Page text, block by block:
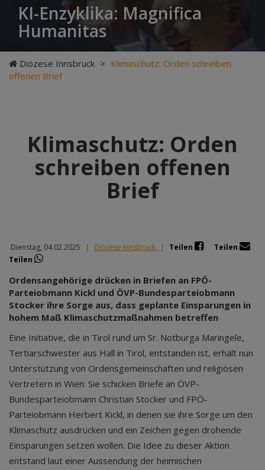
KI-Enzyklika: Magnifica
Humanitas
Diözese Innsbruck > Klimaschutz: Orden schreiben
offenen Brief
Klimaschutz: Orden
schreiben offenen
Brief
Dienstag, 04.02.2025 | Diözese Innsbruck | Teilen
Teilen
Teilen
Ordensangehörige drücken in Briefen an FPÖ-
Parteiobmann Kickl und ÖVP-Bundesparteiobmann
Stocker ihre Sorge aus, dass geplante Einsparungen in
hohem Maß Klimaschutzmaßnahmen betreffen
Eine Initiative, die in Tirol rund um Sr. Notburga Maringele,
Tertiarschwester aus Hall in Tirol, entstanden ist, erhält nun
Unterstützung von Ordensgemeinschaften und religiösen
Vertretern in Wien: Sie schicken Briefe an ÖVP-
Bundesparteiobmann Christian Stocker und FPÖ-
Parteiobmann Herbert Kickl, in denen sie ihre Sorge um den
Klimaschutz ausdrücken und ein Zeichen gegen drohende
Einsparungen setzen wollen. Die Idee zu dieser Aktion
entstand laut einer Aussendung der heimischen